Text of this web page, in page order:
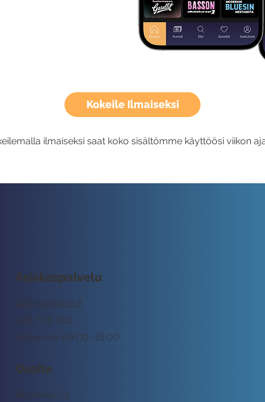
Kokeile Ilmaiseksi
ilmaiseksi saat koko sisältömme käyttöösi viikon
Asiakaspalvelu
tuki@rockway.fi
Arkisin klo 09:00 -15:00
045 7731 1111
Osoite
Rockway Oy